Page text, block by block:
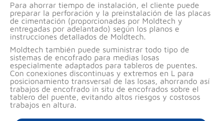
Para ahorrar tiempo de instalación, el cliente puede
preparar la perforación y la preinstalación de las placas
de cimentación (proporcionadas por Moldtech y
entregadas por adelantado) según los planos e
instrucciones detallados de Moldtech.
Moldtech también puede suministrar todo tipo de
sistemas de encofrado para medias losas
especialmente adaptados para tableros de puentes.
Con conexiones discontinuas y extremos en L para
posicionamiento transversal de las losas, ahorrando así
trabajos de encofrado in situ de encofrados sobre el
tablero del puente, evitando altos riesgos y costosos
trabajos en altura.